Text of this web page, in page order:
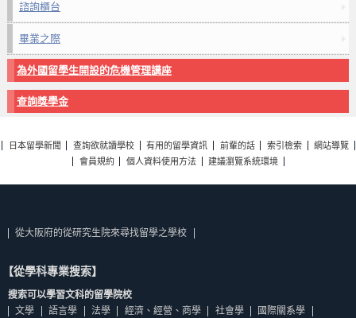
諮詢櫃台
畢業之際
為外國留學生開設的危機管理講座
查詢獎學金
日本留學新聞 查詢欲就讀學校 有用的留學資訊 前輩的話 索引檢索
網站導覽
會員規約
個人資料使用方法 建議瀏覽系統環境
從大阪府的從研究生院來尋找留學之學校
【從學科專業搜索】
搜索可以學習文科的留學院校
文學
語言學 法學 經濟、經營、商學 社會學 國際關系學